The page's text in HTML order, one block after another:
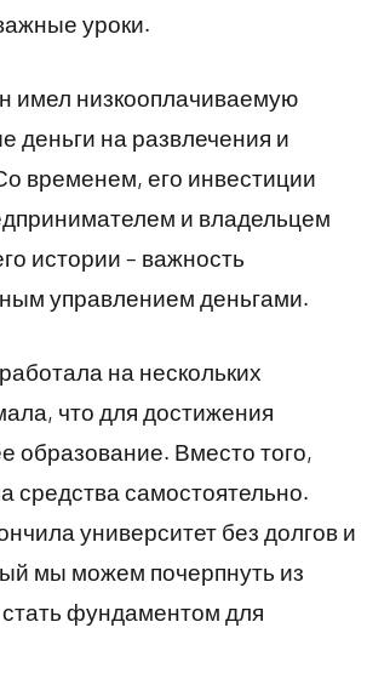
уроки.
имел низкооплачиваемую
деньги на развлечения и
временем, его инвестиции
и владельцем
истории – важность
управлением деньгами.
на нескольких
что для достижения
образование. Вместо того,
средства самостоятельно.
университет без долгов и
мы можем почерпнуть из
фундаментом для